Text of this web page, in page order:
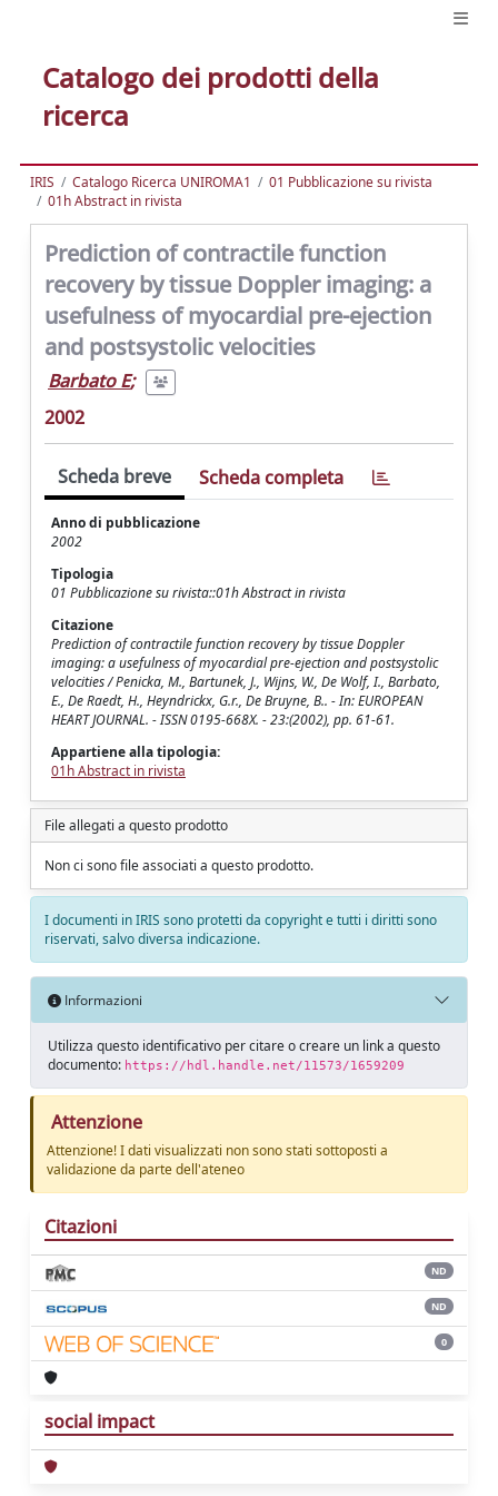
Catalogo dei prodotti della
ricerca
IRIS Catalogo Ricerca UNIROMA1
01 Pubblicazione su rivista
01h Abstract in rivista
Prediction of contractile function
recovery by tissue Doppler imaging: a
usefulness of myocardial pre-ejection
and postsystolic velocities
Barbato E;
2002
Scheda breve Scheda completa
Anno di pubblicazione
2002
Tipologia
01 Pubblicazione su rivista::01h Abstract in rivista
Citazione
Prediction of contractile function recovery by tissue Doppler
imaging: a usefulness of myocardial pre-ejection and postsystolic
velocities / Penicka, M., Bartunek, J., Wijns, W., De Wolf, I., Barbato,
E., De Raedt, H., Heyndrickx, G.r., De Bruyne, B.. - In: EUROPEAN
HEART JOURNAL. - ISSN 0195-668X. - 23:(2002), pp. 61-61.
Appartiene alla tipologia:
01h Abstract in rivista
File allegati a questo prodotto
Non ci sono file associati a questo prodotto.
I documenti in IRIS sono protetti da copyright e tutti i diritti sono
riservati, salvo diversa indicazione.
Informazioni
Utilizza questo identificativo per citare o creare un link a questo
documento: https://hdl.handle.net/11573/1659209
Attenzione
Attenzione! I dati visualizzati non sono stati sottoposti a
validazione da parte dell'ateneo
Citazioni
ND
ND
0
social impact